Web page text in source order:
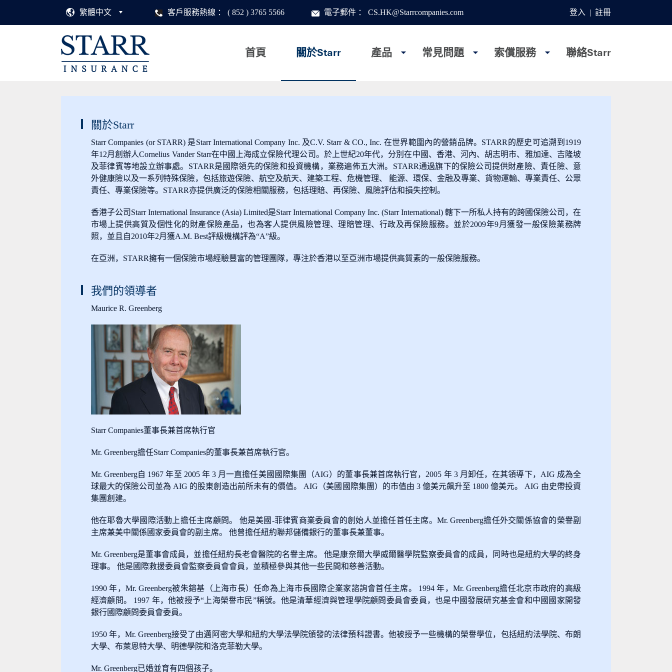
繁體中文 客戶服務熱線 ： ( 852 ) 3765 5566 電子郵件 ： CS.HK@Starrcompanies.com 登入 | 註冊
首頁 關於Starr 產品 常見問題 索償服務 聯絡Starr
關於Starr
Starr Companies (or STARR) 是Starr International Company Inc. 及C.V. Starr & CO., Inc. 在世界範圍內的營銷品牌。STARR的歷史可追溯到1919
年12月創辦人Cornelius Vander Starr在中國上海成立保險代理公司。於上世紀20年代，分別在中國、香港、河內、胡志明市、雅加達、吉隆坡
及菲律賓等地設立辦事處。STARR是國際領先的保險和投資機構，業務遍佈五大洲。STARR通過旗下的保險公司提供財產險、責任險、意
外健康險以及一系列特殊保險，包括旅遊保險、航空及航天、建築工程、危機管理、 能源、環保、金融及專業、貨物運輸、專業責任、公眾
責任、專業保險等。STARR亦提供廣泛的保險相關服務，包括理賠、再保險、風險評估和損失控制。
香港子公司Starr International Insurance (Asia) Limited是Starr International Company Inc. (Starr International) 轄下一所私人持有的跨國保險公司，在
市場上提供高質及個性化的財產保險產品，也為客人提供風險管理、理賠管理、行政及再保險服務。並於2009年9月獲發一般保險業務牌
照，並且自2010年2月獲A.M. Best評級機構評為“A”級。
在亞洲，STARR擁有一個保險市場經驗豐富的管理團隊，專注於香港以至亞洲市場提供高質素的一般保險服務。
我們的領導者
Maurice R. Greenberg
Starr Companies董事長兼首席執行官
Mr. Greenberg擔任Starr Companies的董事長兼首席執行官。
Mr. Greenberg自 1967 年至 2005 年 3 月一直擔任美國國際集團（AIG）的董事長兼首席執行官，2005 年 3 月卸任，在其領導下，AIG 成為全
球最大的保險公司並為 AIG 的股東創造出前所未有的價值。 AIG（美國國際集團）的市值由 3 億美元飆升至 1800 億美元。 AIG 由史帶投資
集團創建。
他在耶魯大學國際活動上擔任主席顧問。 他是美國-菲律賓商業委員會的創始人並擔任首任主席。Mr. Greenberg擔任外交關係協會的榮譽副
主席兼美中關係國家委員會的副主席。 他曾擔任紐約聯邦儲備銀行的董事長兼董事。
Mr. Greenberg是董事會成員，並擔任紐約長老會醫院的名譽主席。 他是康奈爾大學威爾醫學院監察委員會的成員，同時也是紐約大學的終身
理事。 他是國際救援委員會監察委員會會員，並積極參與其他一些民間和慈善活動。
1990 年，Mr. Greenberg被朱鎔基（上海市長）任命為上海市長國際企業家諮詢會首任主席。 1994 年，Mr. Greenberg擔任北京市政府的高級
經濟顧問。 1997 年，他被授予“上海榮譽市民”稱號。他是清華經濟與管理學院顧問委員會委員，也是中國發展研究基金會和中國國家開發
銀行國際顧問委員會委員。
1950 年，Mr. Greenberg接受了由邁阿密大學和紐約大學法學院頒發的法律預科證書。他被授予一些機構的榮譽學位，包括紐約法學院、布朗
大學、布萊恩特大學、明德學院和洛克菲勒大學。
Mr. Greenberg已婚並育有四個孩子。